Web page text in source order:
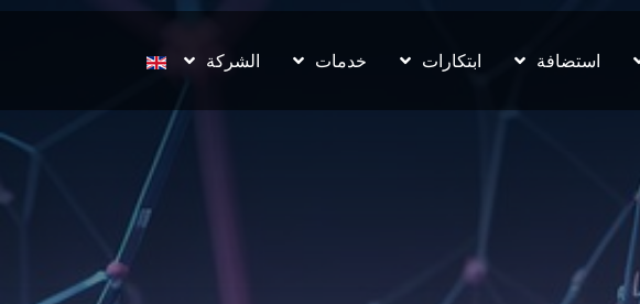
اختر لغتك استضافة ابتكارات خدمات الشركة